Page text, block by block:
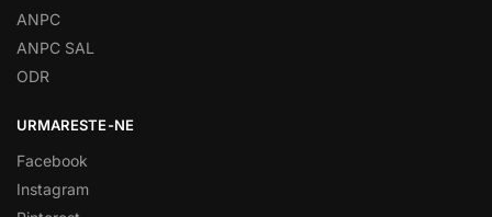
ANPC
ANPC SAL
ODR
URMARESTE-NE
Facebook
Instagram